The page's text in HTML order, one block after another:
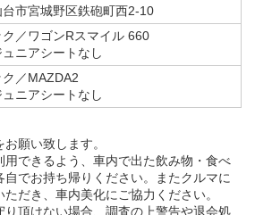
市宮城野区鉄砲町西2-10
／ワゴンRスマイル 660
ュニアシートなし
／MAZDA2
ュニアシートなし
願い致します。
用できるよう、車内で出た飲み物・食べ
でお持ち帰りください。またクルマに
だき、車内美化にご協力ください。
頂けない場合、調査の上警告や退会処